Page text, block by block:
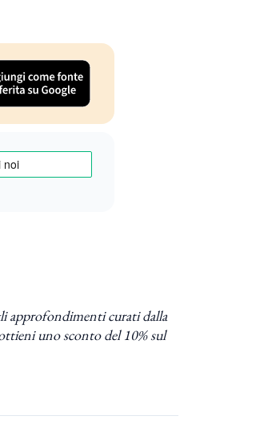
approfondimenti curati dalla
uno sconto del 10% sul